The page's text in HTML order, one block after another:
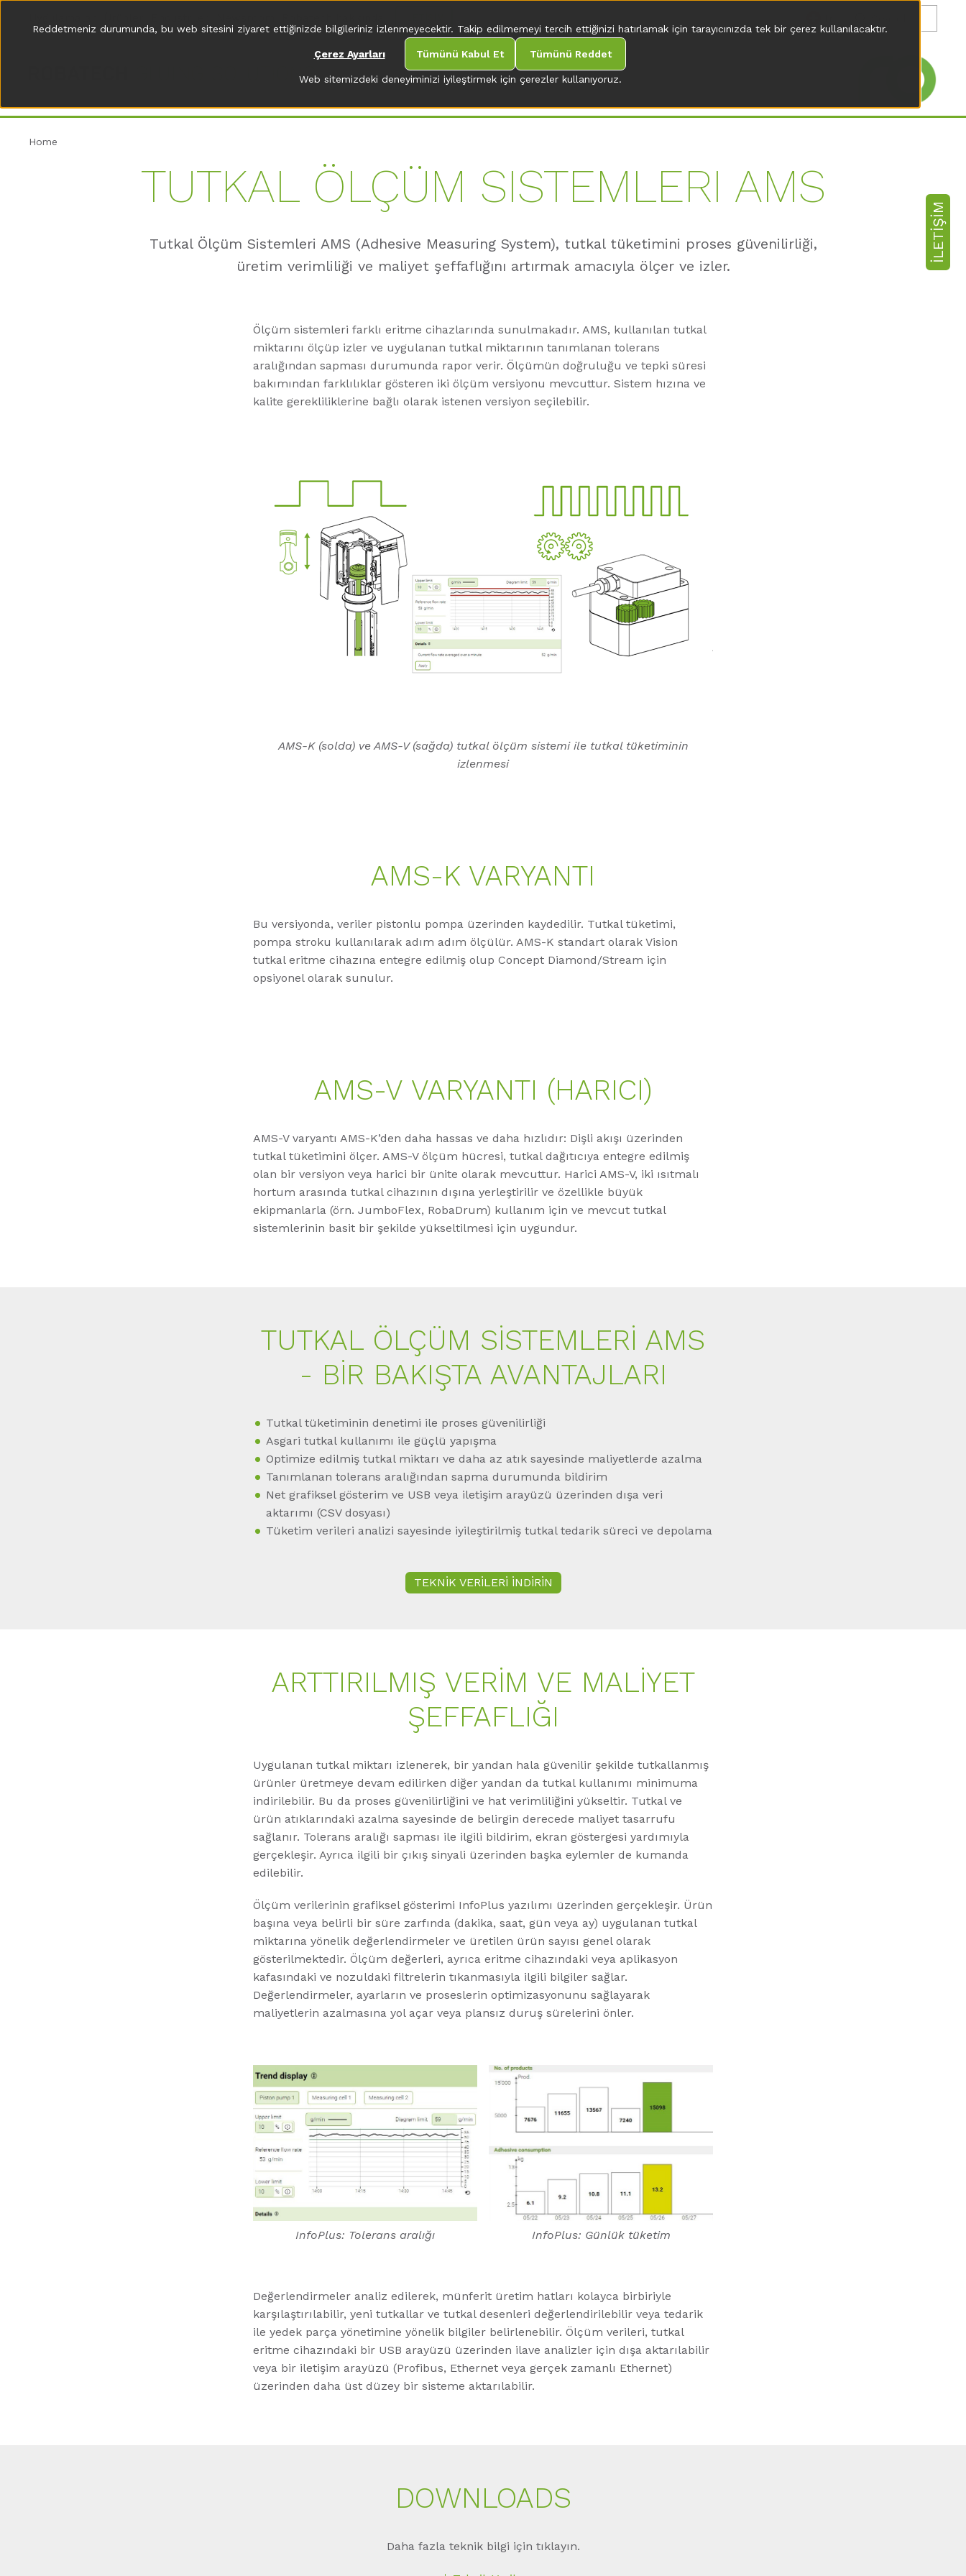
Web sitemizdeki deneyiminizi iyileştirmek için çerezler kullanıyoruz.
Reddetmeniz durumunda, bu web sitesini ziyaret ettiğinizde bilgileriniz izlenmeyecektir. Takip edilmemeyi tercih ettiğinizi hatırlamak için tarayıcınızda tek bir çerez kullanılacaktır.
Çerez Ayarları Tümünü Kabul Et Tümünü Reddet
Home
TUTKAL ÖLÇÜM SISTEMLERI AMS
Tutkal Ölçüm Sistemleri AMS (Adhesive Measuring System), tutkal tüketimini proses güvenilirliği,
üretim verimliliği ve maliyet şeffaflığını artırmak amacıyla ölçer ve izler.
Ölçüm sistemleri farklı eritme cihazlarında sunulmakadır. AMS, kullanılan tutkal
miktarını ölçüp izler ve uygulanan tutkal miktarının tanımlanan tolerans
aralığından sapması durumunda rapor verir. Ölçümün doğruluğu ve tepki süresi
bakımından farklılıklar gösteren iki ölçüm versiyonu mevcuttur. Sistem hızına ve
kalite gerekliliklerine bağlı olarak istenen versiyon seçilebilir.
AMS-K (solda) ve AMS-V (sağda) tutkal ölçüm sistemi ile tutkal tüketiminin
izlenmesi
AMS-K VARYANTI
Bu versiyonda, veriler pistonlu pompa üzerinden kaydedilir. Tutkal tüketimi,
pompa stroku kullanılarak adım adım ölçülür. AMS-K standart olarak Vision
tutkal eritme cihazına entegre edilmiş olup Concept Diamond/Stream için
opsiyonel olarak sunulur.
AMS-V VARYANTI (HARICI)
AMS-V varyantı AMS-K’den daha hassas ve daha hızlıdır: Dişli akışı üzerinden
tutkal tüketimini ölçer. AMS-V ölçüm hücresi, tutkal dağıtıcıya entegre edilmiş
olan bir versiyon veya harici bir ünite olarak mevcuttur. Harici AMS-V, iki ısıtmalı
hortum arasında tutkal cihazının dışına yerleştirilir ve özellikle büyük
ekipmanlarla (örn. JumboFlex, RobaDrum) kullanım için ve mevcut tutkal
sistemlerinin basit bir şekilde yükseltilmesi için uygundur.
TUTKAL ÖLÇÜM SİSTEMLERİ AMS
- BİR BAKIŞTA AVANTAJLARI
Tutkal tüketiminin denetimi ile proses güvenilirliği
Asgari tutkal kullanımı ile güçlü yapışma
Optimize edilmiş tutkal miktarı ve daha az atık sayesinde maliyetlerde azalma
Tanımlanan tolerans aralığından sapma durumunda bildirim
Net grafiksel gösterim ve USB veya iletişim arayüzü üzerinden dışa veri
aktarımı (CSV dosyası)
Tüketim verileri analizi sayesinde iyileştirilmiş tutkal tedarik süreci ve depolama
TEKNİK VERİLERİ İNDİRİN
ARTTIRILMIŞ VERIM VE MALIYET
ŞEFFAFLIĞI
Uygulanan tutkal miktarı izlenerek, bir yandan hala güvenilir şekilde tutkallanmış
ürünler üretmeye devam edilirken diğer yandan da tutkal kullanımı minimuma
indirilebilir. Bu da proses güvenilirliğini ve hat verimliliğini yükseltir. Tutkal ve
ürün atıklarındaki azalma sayesinde de belirgin derecede maliyet tasarrufu
sağlanır. Tolerans aralığı sapması ile ilgili bildirim, ekran göstergesi yardımıyla
gerçekleşir. Ayrıca ilgili bir çıkış sinyali üzerinden başka eylemler de kumanda
edilebilir.
Ölçüm verilerinin grafiksel gösterimi InfoPlus yazılımı üzerinden gerçekleşir. Ürün
başına veya belirli bir süre zarfında (dakika, saat, gün veya ay) uygulanan tutkal
miktarına yönelik değerlendirmeler ve üretilen ürün sayısı genel olarak
gösterilmektedir. Ölçüm değerleri, ayrıca eritme cihazındaki veya aplikasyon
kafasındaki ve nozuldaki filtrelerin tıkanmasıyla ilgili bilgiler sağlar.
Değerlendirmeler, ayarların ve proseslerin optimizasyonunu sağlayarak
maliyetlerin azalmasına yol açar veya plansız duruş sürelerini önler.
InfoPlus: Tolerans aralığı InfoPlus: Günlük tüketim
Değerlendirmeler analiz edilerek, münferit üretim hatları kolayca birbiriyle
karşılaştırılabilir, yeni tutkallar ve tutkal desenleri değerlendirilebilir veya tedarik
ile yedek parça yönetimine yönelik bilgiler belirlenebilir. Ölçüm verileri, tutkal
eritme cihazındaki bir USB arayüzü üzerinden ilave analizler için dışa aktarılabilir
veya bir iletişim arayüzü (Profibus, Ethernet veya gerçek zamanlı Ethernet)
üzerinden daha üst düzey bir sisteme aktarılabilir.
DOWNLOADS
Daha fazla teknik bilgi için tıklayın.
İLETIŞIM